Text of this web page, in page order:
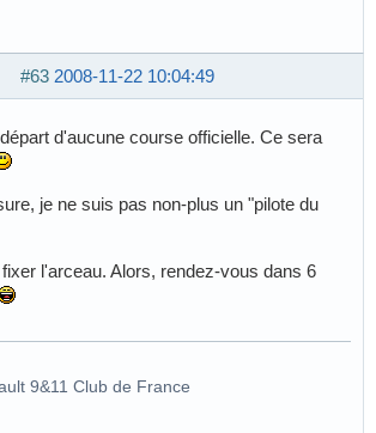
#63 2008-11-22 10:04:49
d'aucune course officielle. Ce sera
je ne suis pas non-plus un "pilote du
l'arceau. Alors, rendez-vous dans 6
9&11 Club de France